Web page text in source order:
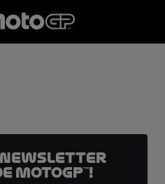
Newsletter
MotoGP™!